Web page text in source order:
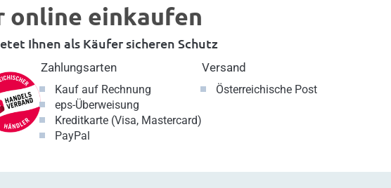
online einkaufen
Ihnen als Käufer sicheren Schutz
Zahlungsarten
Kauf auf Rechnung
eps-Überweisung
Kreditkarte (Visa, Mastercard)
PayPal
Versand
Österreichische Post